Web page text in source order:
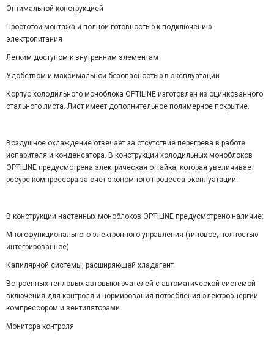
Оптимальной конструкцией
Простотой монтажа и полной готовностью к подключению
электропитания
Легким доступом к внутренним элементам
Удобством и максимальной безопасностью в эксплуатации
Корпус холодильного моноблока OPTILINE изготовлен из оцинкованного
стального листа. Лист имеет дополнительное полимерное покрытие.
Воздушное охлаждение отвечает за отсутствие перегрева в работе
испарителя и конденсатора. В конструкции холодильных моноблоков
OPTILINE предусмотрена электрическая оттайка, которая увеличивает
ресурс компрессора за счет экономного процесса эксплуатации.
В конструкции настенных моноблоков OPTILINE предусмотрено наличие:
Многофункционального электронного управления (типовое, полностью
интегрированное)
Капилярной системы, расширяющей хладагент
Встроенных тепловых автовыключателей с автоматической системой
включения для контроля и нормирования потребления электроэнергии
компрессором и вентиляторами
Монитора контроля